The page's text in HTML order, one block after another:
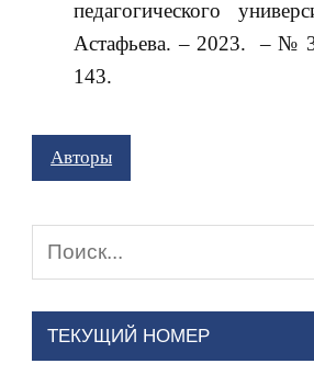
педагогического
Астафьева. – 2023. – №
143.
Авторы
ТЕКУЩИЙ НОМЕР